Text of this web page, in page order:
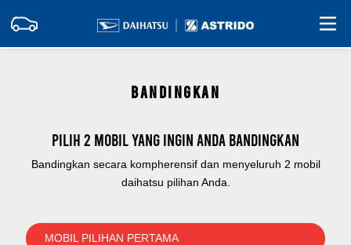
BANDINGKAN
Pilih 2 mobil yang ingin Anda bandingkan
Bandingkan secara kompherensif dan menyeluruh 2 mobil
daihatsu pilihan Anda.
MOBIL PILIHAN PERTAMA